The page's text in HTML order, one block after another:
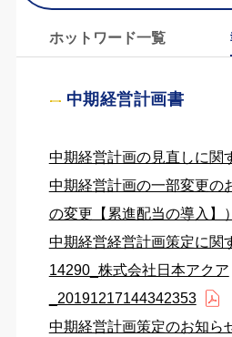
ホットワード一覧
中期経営計画書
中期経営計画の見直しに関
中期経営計画の一部変更の
の変更【累進配当の導入】）
中期経営経営計画策定に関
14290_株式会社日本アクア
_20191217144342353
中期経営計画策定のお知ら